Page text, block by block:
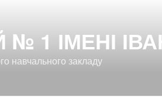
№ 1 ІМЕНІ
навчального закладу